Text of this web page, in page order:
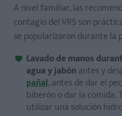
A nivel familiar, las
contagio del VRS son
se popularizaron durante la
Lavado de manos
agua y jabón antes y
pañal, antes de dar el
biberón o dar la comida.
utilizar una solución